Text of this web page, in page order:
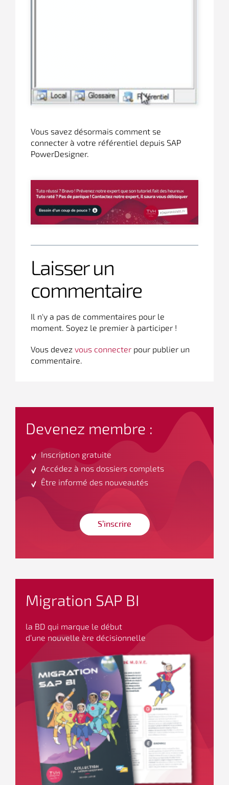
Vous savez désormais comment se
connecter à votre référentiel depuis SAP
PowerDesigner.
Laisser un
commentaire
Il n'y a pas de commentaires pour le
moment. Soyez le premier à participer !
Vous devez vous connecter pour publier un
commentaire.
Devenez membre :
Inscription gratuite
Accédez à nos dossiers complets
Être informé des nouveautés
S’inscrire
Migration SAP BI
la BD qui marque le début
d’une nouvelle ère décisionnelle